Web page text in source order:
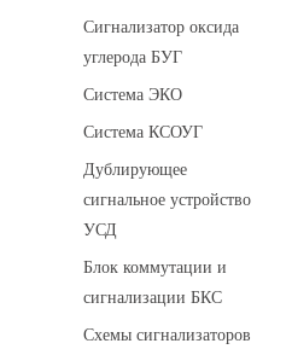
Сигнализатор оксида
углерода БУГ
Система ЭКО
Система КСОУГ
Дублирующее
сигнальное устройство
УСД
Блок коммутации и
сигнализации БКС
Схемы сигнализаторов